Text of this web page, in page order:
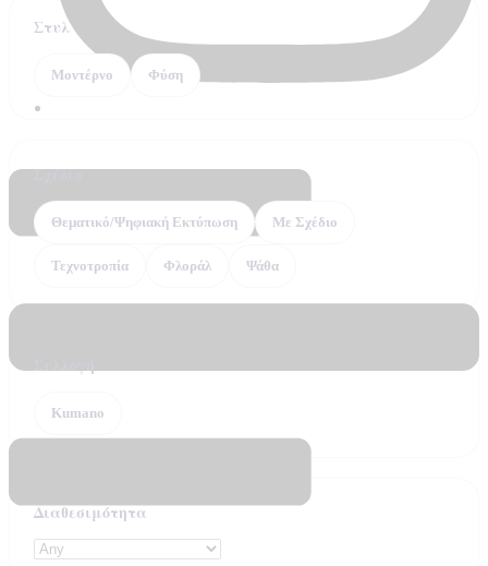
Στυλ
Μοντέρνο Φύση
Σχέδιο
Θεματικό/Ψηφιακή Εκτύπωση Με Σχέδιο
Τεχνοτροπία Φλοράλ Ψάθα
Kumano
Διαθεσιμότητα